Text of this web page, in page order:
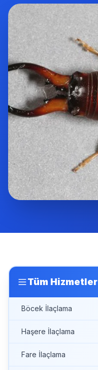
Tüm Hizmetler
Böcek İlaçlama
Haşere İlaçlama
Fare İlaçlama